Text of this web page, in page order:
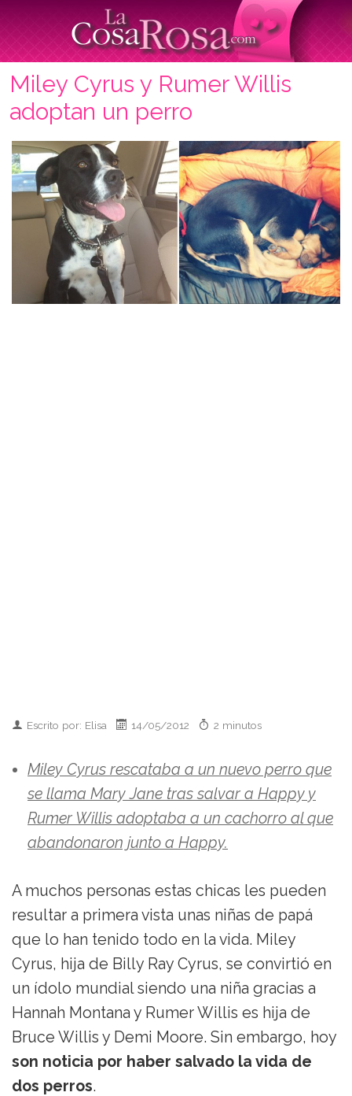
Miley Cyrus y Rumer Willis
adoptan un perro
Escrito por: Elisa 14/05/2012 2 minutos
Miley Cyrus rescataba a un nuevo perro que
se llama Mary Jane tras salvar a Happy y
Rumer Willis adoptaba a un cachorro al que
abandonaron junto a Happy.
A muchos personas estas chicas les pueden
resultar a primera vista unas niñas de papá
que lo han tenido todo en la vida. Miley
Cyrus, hija de Billy Ray Cyrus, se convirtió en
un ídolo mundial siendo una niña gracias a
Hannah Montana y Rumer Willis es hija de
Bruce Willis y Demi Moore. Sin embargo, hoy
son noticia por haber salvado la vida de
dos perros.